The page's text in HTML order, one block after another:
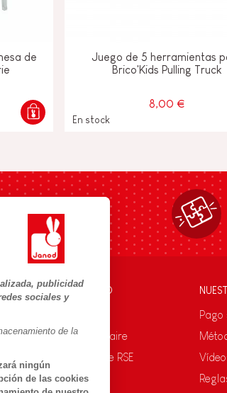
publicidad
sociales y
de la
ningún
de las cookies
de
Juego de 5 herramientas
Brico'Kids Pulling Truck
8,00 €
En stock
rápido en 24h
UNIVERSO JANOD
Nuestro savoir-faire
Compromisos de RSE
¿Qué es FSC®?
Pago